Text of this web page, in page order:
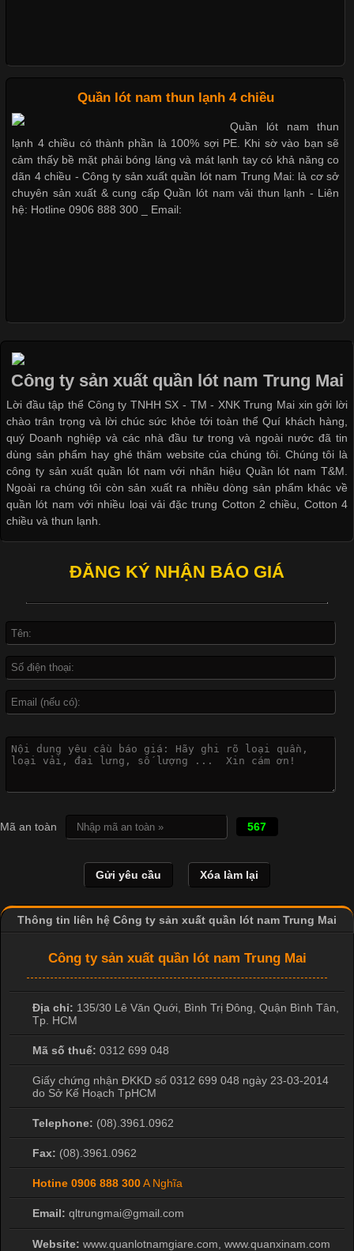
Cập nhật 2026-05-09 15:58:23
Các Form Áo Thun Phổ Biến Hiện Nay Và Xu Hướng Trong
Ngành May Mặc Áo thun là một trong những trang phục quen
thuộc và được sử dụng phổ biến nhất hiện nay. Không chỉ đa
dạng về màu sắc hay chất liệu, áo thun còn có nhiều form dáng
khác nhau để phù hợp với từng phong cách thời trang và nhu
cầu
Áo phông là một trong những trang phục phổ biến nhất trong
đời sống hiện đại nhờ sự tiện lợi, thoải mái và dễ phối đồ.
Không chỉ xuất hiện trong thời trang thường ngày, áo phông còn
được ứng dụng rộng rãi trong ngành sản xuất may mặc, đặc
biệt là các sản phẩm từ vải thun. Hiện nay,
Công Nghệ In Chuyển Nhiệt Trong Ngành Thời Trang Hiện
Cập nhật 2026-04-21 15:41:03
In Chuyển Nhiệt Là Gì? Công Nghệ In Hiện Đại Trong Ngành
là một trong những công nghệ phổ biến nhờ khả năng tạo ra
dụng rộng rãi trong sản xuất áo thun, đồ thể thao
Vì Sao Cơ Sở Sản Xuất Quần Lót Nam Ưa Chuộng Vải
Cotton?
Vải cotton là một trong những chất liệu được sử dụng rộng rãi
và thấm hút mồ hôi tốt. Đây cũng là loại vải được nhiều công ty
sản xuất quần lót nam lựa chọn để tạo ra các sản phẩm chất
Những mẩu quần lót nam thông dụng hiện nay
Bộ sưu tập quần lót nam Boxer TpHCM
Quần lót nam boxer thun lạnh
Dễ chịu hơn với quần lót nam giá rẻ vải Cotton 4 chiều
Quần lót nam thun lạnh 4 chiều
Quần lót nam thun
lạnh 4 chiều có thành phần là 100% sợi PE. Khi sờ vào bạn sẽ
cảm thấy bề mặt phải bóng láng và mát lạnh tay có khả năng co
dãn 4 chiều - Công ty sản xuất quần lót nam Trung Mai: là cơ sở
chuyên sản xuất & cung cấp Quần lót nam vải thun lạnh - Liên
hệ: Hotline 0906 888 300 _ Email:
Công ty sản xuất quần lót nam Trung Mai
Lời đầu tập thể Công ty TNHH SX - TM - XNK Trung Mai xin gởi lời
chào trân trọng và lời chúc sức khỏe tới toàn thể Quí khách hàng,
quý Doanh nghiệp và các nhà đầu tư trong và ngoài nước đã tin
dùng sản phẩm hay ghé thăm website của chúng tôi. Chúng tôi là
công ty sản xuất quần lót nam với nhãn hiệu Quần lót nam T&M.
Ngoài ra chúng tôi còn sản xuất ra nhiều dòng sản phẩm khác về
quần lót nam với nhiều loại vải đặc trung Cotton 2 chiều, Cotton 4
chiều và thun lạnh.
ĐĂNG KÝ NHẬN BÁO GIÁ
Mã an toàn 567
Thông tin liên hệ Công ty sản xuất quần lót nam Trung Mai
Công ty sản xuất quần lót nam Trung Mai
Địa chỉ: 135/30 Lê Văn Quới, Bình Trị Đông Quận Bình Tân
Tp. HCM
Mã số thuế: 0312 699 048
Giấy chứng nhận ĐKKD số 0312 699 048 ngày 23-03-2014
do Sở Kế Hoạch TpHCM
Telephone: (08).3961.0962
Fax: (08).3961.0962
Hotine 0906 888 300A Nghĩa
Email: qltrungmai@gmail.com
Website: www.quanlotnamgiare.com, www.quanxinam.com